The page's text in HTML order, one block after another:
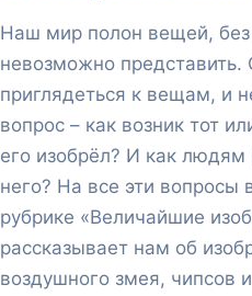
Наш мир полон вещей, без
невозможно представить.
приглядеться к вещам, и
вопрос – как возник тот
его изобрёл? И как
него? На все эти вопросы
рубрике «Величайшие
рассказывает нам об
воздушного змея, чипсов